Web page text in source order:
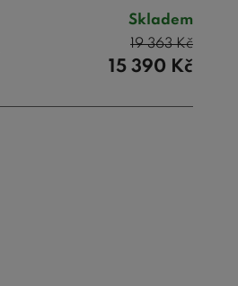
Skladem
19 363Kč
15 390 Kč